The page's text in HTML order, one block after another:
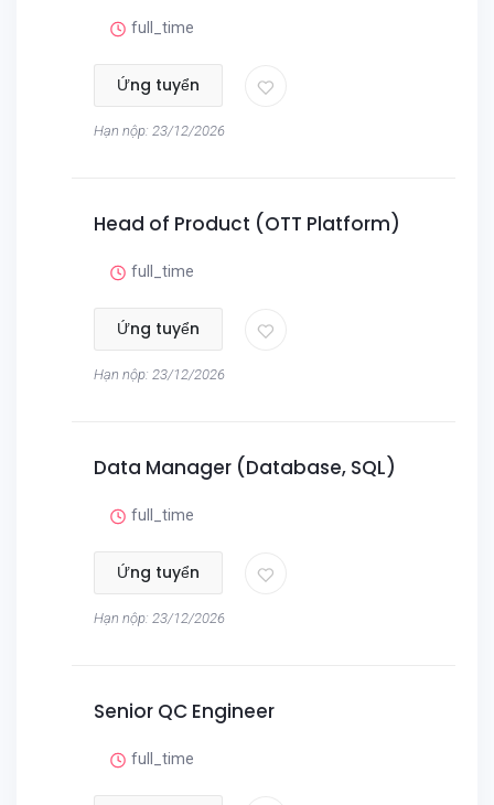
full_time
Ứng tuyển
Hạn nộp: 23/12/2026
Head of Product (OTT Platform)
full_time
Ứng tuyển
Hạn nộp: 23/12/2026
Data Manager (Database, SQL)
full_time
Ứng tuyển
Hạn nộp: 23/12/2026
Senior QC Engineer
full_time